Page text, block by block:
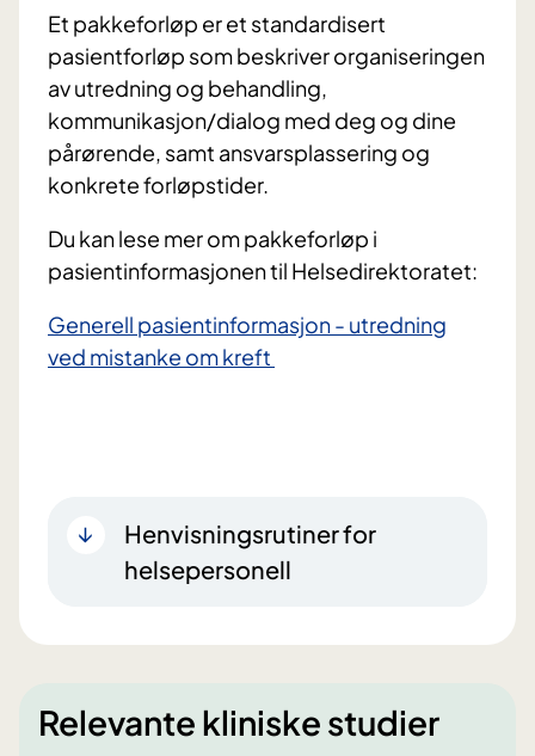
Et pakkeforløp er et standardisert
pasientforløp som beskriver organiseringen
av utredning og behandling,
kommunikasjon/dialog med deg og dine
pårørende, samt ansvarsplassering og
konkrete forløpstider.
Du kan lese mer om pakkeforløp i
pasientinformasjonen til Helsedirektoratet:
Generell pasientinformasjon - utredning
ved mistanke om kreft
Henvisningsrutiner for
helsepersonell
Relevante kliniske studier